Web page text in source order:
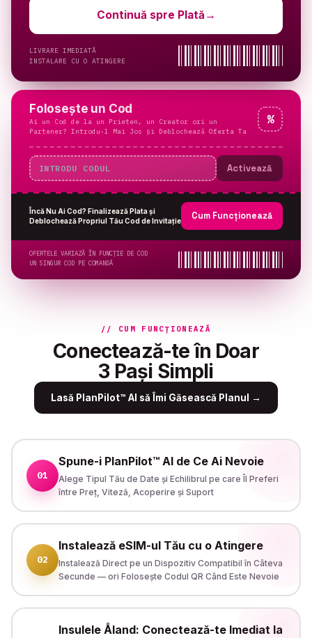
Continuă spre Plată →
LIVRARE IMEDIATĂ
INSTALARE CU O ATINGERE
Folosește un Cod
Ai un Cod de la un Prieten, un Creator ori un
Partener? Introdu-l Mai Jos și Deblochează Oferta Ta
%
Activează
Încă Nu Ai Cod? Finalizează Plata și
Deblochează Propriul Tău Cod de Invitație
Cum Funcționează
OFERTELE VARIAZĂ ÎN FUNCȚIE DE COD
UN SINGUR COD PE COMANDĂ
// CUM FUNCȚIONEAZĂ
Conectează-te în Doar
3 Pași Simpli
Lasă PlanPilot™ AI să Îmi Găsească Planul →
01
Spune-i PlanPilot™ AI de Ce Ai Nevoie
Alege Tipul Tău de Date și Echilibrul pe care Îl Preferi
între Preț, Viteză, Acoperire și Suport
02
Instalează eSIM-ul Tău cu o Atingere
Instalează Direct pe un Dispozitiv Compatibil în Câteva
Secunde — ori Folosește Codul QR Când Este Nevoie
Insulele Åland: Conectează-te Imediat la